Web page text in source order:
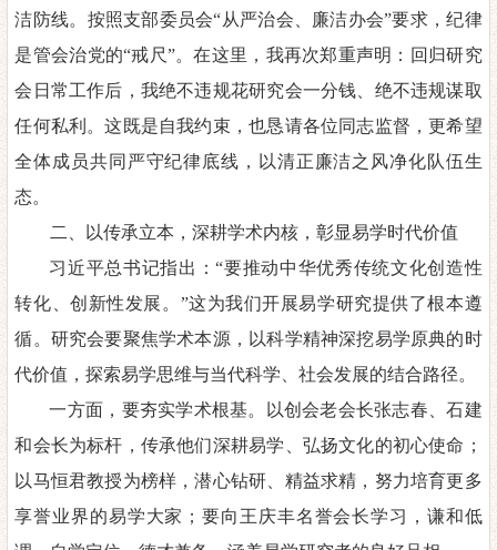
洁防线。按照支部委员会“从严治会、 廉洁办会”要求，纪律
是管会治党的“戒尺”。在这里，我再次郑重声明：回归研究
会日常工作后，我绝不违规花研究会一分钱、绝不违规谋取
任何私利。这既是自我约束 ，也恳请各位同志监督，更希望
全体成员共同严守纪律底线，以清正廉洁之风净化队伍生
态。
二、以传承立本，深耕学术内核，彰显易学时代价值
习近平总书记指出 ：“要推动中华优秀传统文化创造性
转化、创 新性发展 。 ”这为我们开展易学研究提供了根本遵
循。研究会要聚焦学术本源，以科学精神深挖易学原典的时
代价值，探索易学思维与当代科学、社会发展的结合路径。
一方面，要夯实学术根基。以创会老会长张志春、石建
和会长为标杆，传承他们深耕易学、弘扬文化的初心使命；
以马恒君教授为榜样，潜心钻研、精益求精，努力培育更多
享誉业界的易学大家； 要向王庆丰名誉会长学习，谦和低